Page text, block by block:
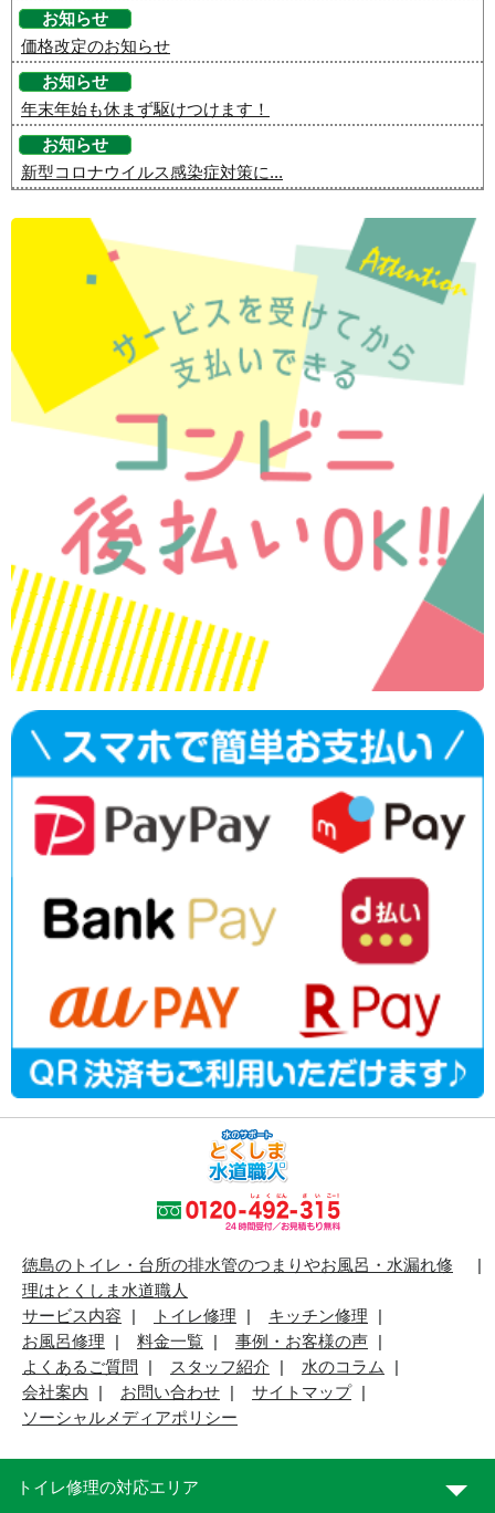
お知らせ
価格改定のお知らせ
お知らせ
年末年始も休まず駆けつけます！
お知らせ
新型コロナウイルス感染症対策に...
徳島のトイレ・台所の排水管のつまりやお風呂・水漏れ修
理はとくしま水道職人
サービス内容
トイレ修理
キッチン修理
お風呂修理
料金一覧
事例・お客様の声
よくあるご質問
スタッフ紹介
水のコラム
会社案内
お問い合わせ
サイトマップ
ソーシャルメディアポリシー
トイレ修理の対応エリア